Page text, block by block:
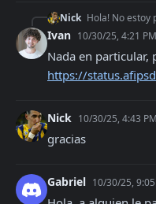
Nick Hola! No estoy
Ivan 10/30/25, 4:21 PM
https://
Nick 10/30/25, 4:43 PM
gracias
Gabriel 10/30/25,